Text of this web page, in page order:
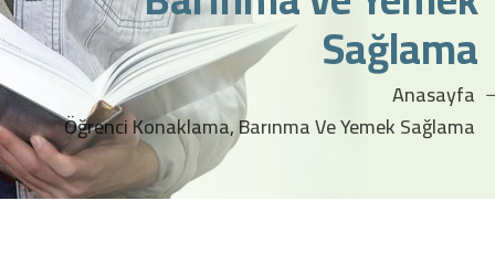
Sağlama
Anasayfa
Öğrenci Konaklama, Barınma Ve Yemek Sağlama